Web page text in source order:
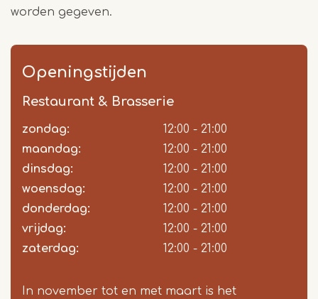
worden gegeven.
Openingstijden
Restaurant & Brasserie
Dag
Time
slot
Reactie
zondag:
12:00 - 21:00
maandag:
12:00 - 21:00
dinsdag:
12:00 - 21:00
woensdag:
12:00 - 21:00
donderdag:
12:00 - 21:00
vrijdag:
12:00 - 21:00
zaterdag:
12:00 - 21:00
In november tot en met maart is het